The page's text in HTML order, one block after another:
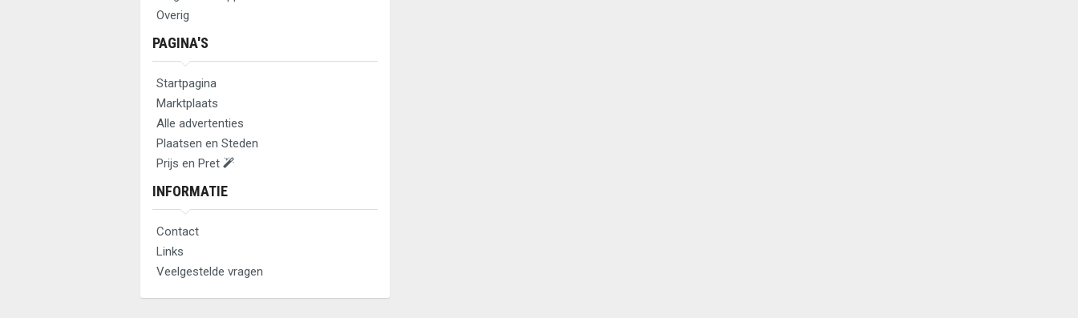
Overig
PAGINA'S
Startpagina
Marktplaats
Alle advertenties
Plaatsen en Steden
Prijs en Pret
INFORMATIE
Contact
Links
Veelgestelde vragen